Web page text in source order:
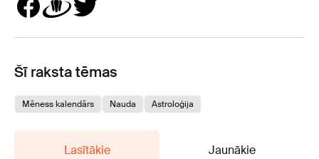
Šī raksta tēmas
Mēness kalendārs Nauda Astroloģija
Lasītākie Jaunākie